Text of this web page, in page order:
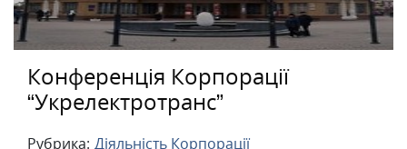
Конференція Корпорації
“Укрелектротранс”
Рубрика: Діяльність Корпорації